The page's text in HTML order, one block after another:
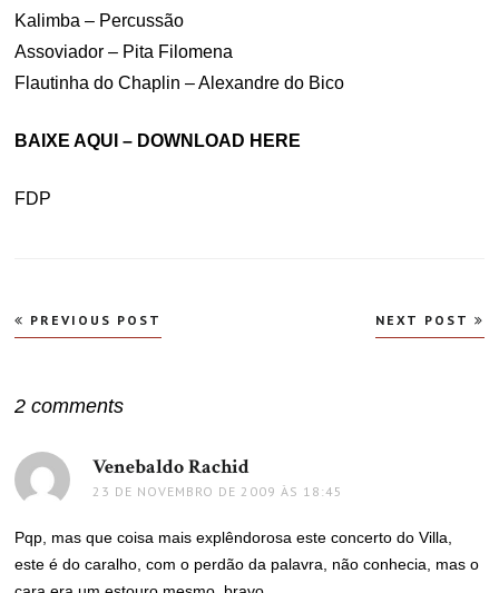
Kalimba – Percussão
Assoviador – Pita Filomena
Flautinha do Chaplin – Alexandre do Bico
BAIXE AQUI – DOWNLOAD HERE
FDP
Navegação
de
PREVIOUS POST NEXT POST
2 comments
Venebaldo Rachid
23 DE NOVEMBRO DE 2009 ÀS 18:45
Pqp, mas que coisa mais explêndorosa este concerto do Villa,
este é do caralho, com o perdão da palavra, não conhecia, mas o